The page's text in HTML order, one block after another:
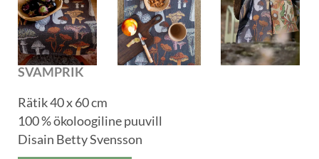
SVAMPRIK
Rätik 40 x 60 cm
100 % ökoloogiline puuvill
Disain Betty Svensson